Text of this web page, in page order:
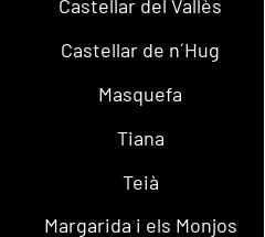
Castellar del Vallès
Castellar de n´Hug
Masquefa
Tiana
Teià
Margarida i els Monjos